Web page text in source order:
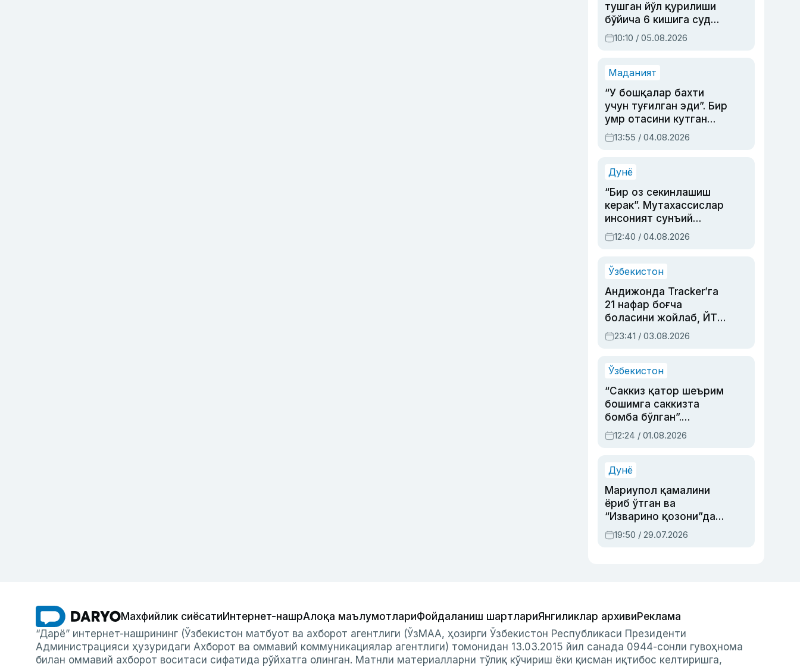
тушган йўл қурилиши
бўйича 6 кишига суд
ҳукми ўқилди
10:10 / 05.08.2026
Маданият
“У бошқалар бахти
учун туғилган эди”. Бир
умр отасини кутган
актриса ва дубльяж
устаси Римма
синовларга тўла ҳаёти
13:55 / 04.08.2026
Дунё
“Бир оз секинлашиш
керак”. Мутахассислар
инсоният сунъий
интеллектни бошқара
олмай қолишидан
12:40 / 04.08.2026
Ўзбекистон
Андижонда Tracker’га
21 нафар боғча
боласини жойлаб, ЙТҲ
содир этган аёлга суд
ҳукми ўқилди
23:41 / 03.08.2026
Ўзбекистон
“Саккиз қатор шеърим
бошимга саккизта
бомба бўлган”.
Абдулла Ориповни
сиёсий айбловлардан
12:24 / 01.08.2026
Дунё
Мариупол қамалини
ёриб ўтган ва
“Изварино қозони”дан
чиққан қаҳрамон —
Украина армияси бош
19:50 / 29.07.2026
Махфийлик сиёсатиИнтернет-нашрАлоқа маълумотлариФойдаланиш шартлариЯнгиликлар архивиРеклама
“Дарё” интернет-нашрининг (Ўзбекистон матбуот ва ахборот агентлиги (ЎзМАА, ҳозирги Ўзбекистон Республикаси Президенти
Администрацияси ҳузуридаги Ахборот ва оммавий коммуникациялар агентлиги) томонидан 13.03.2015 йил санада 0944-сонли гувоҳнома
билан оммавий ахборот воситаси сифатида рўйхатга олинган. Матнли материалларни тўлиқ кўчириш ёки қисман иқтибос келтиришга,